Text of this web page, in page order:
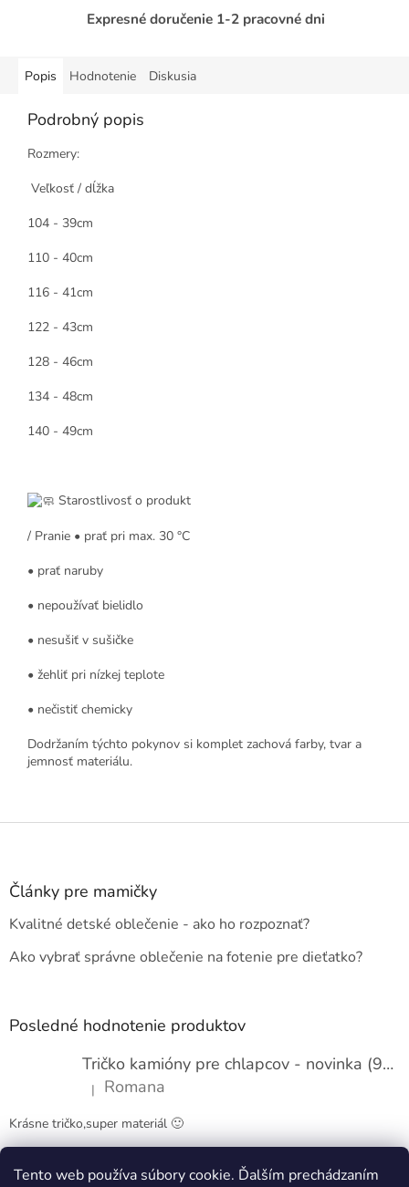
Tento web používa súbory cookie. Ďalším prechádzaním
Expresné doručenie 1-2 pracovné dni
Popis Hodnotenie Diskusia
Podrobný popis
Rozmery:
Veľkosť / dĺžka
104 - 39cm
110 - 40cm
116 - 41cm
122 - 43cm
128 - 46cm
134 - 48cm
140 - 49cm
Starostlivosť o produkt
/ Pranie • prať pri max. 30 °C
• prať naruby
• nepoužívať bielidlo
• nesušiť v sušičke
• žehliť pri nízkej teplote
• nečistiť chemicky
Dodržaním týchto pokynov si komplet zachová farby, tvar a
jemnosť materiálu.
Z
Články pre mamičky
Kvalitné detské oblečenie - ako ho rozpoznať?
Ako vybrať správne oblečenie na fotenie pre dieťatko?
Posledné hodnotenie produktov
Tričko kamióny pre chlapcov - novinka (98-134)
Hodnotenie produktu je 5 z 5 hviezdičiek.
| Romana
Krásne tričko,super materiál 🙂
Obchodné podmienky Kontakty